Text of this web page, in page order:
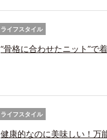
ライフスタイル
“骨格に合わせたニット”で
ライフスタイル
健康的なのに美味しい！万